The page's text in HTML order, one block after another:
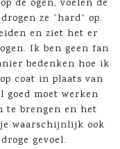
de ogen, voelen de
ze ”hard” op.
en ziet het er
Ik ben geen fan
bedenken hoe ik
coat in plaats van
goed moet werken
te brengen en het
waarschijnlijk ook
gevoel.